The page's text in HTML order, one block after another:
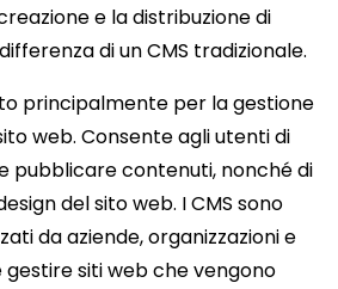
e la distribuzione di
di un CMS tradizionale.
principalmente per la gestione
web. Consente agli utenti di
pubblicare contenuti, nonché di
del sito web. I CMS sono
da aziende, organizzazioni e
siti web che vengono